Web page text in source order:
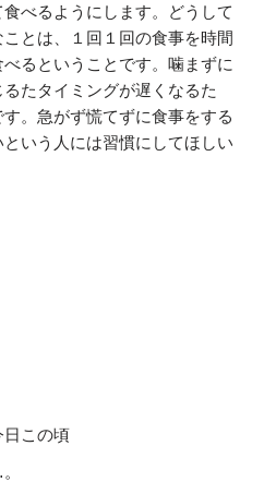
べるようにします。どうして
とは、１回１回の食事を時間
るということです。噛まずに
たタイミングが遅くなるた
。急がず慌てずに食事をする
いう人には習慣にしてほしい
日この頃